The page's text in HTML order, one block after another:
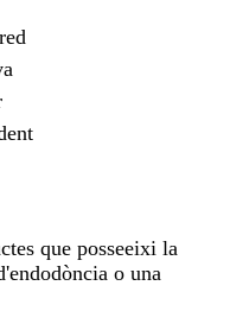
que posseeixi la
o una